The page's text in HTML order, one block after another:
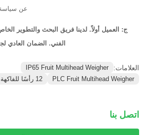
عن سياسة
ج: العميل أولاً. لدينا فريق البحث والتطوير
الفني. الضمان العادي لجميع
العلامات:
IP65 Fruit Multihead Weigher
PLC Fruit Multihead Weigher
12 رأسًا للفاكهة متعددة الرؤوس
اتصل بنا